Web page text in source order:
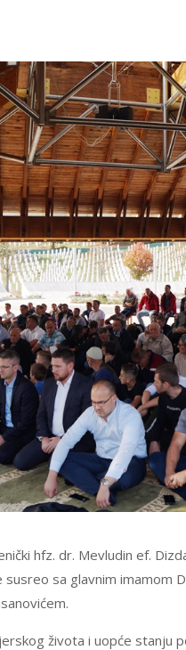
hfz. dr. Mevludin ef.
sa glavnim imamom
života i uopće stanju